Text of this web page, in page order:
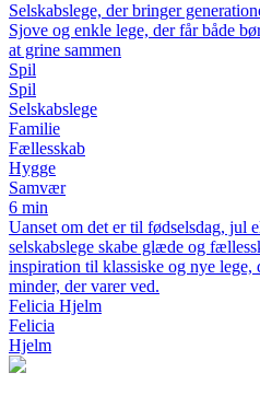
Selskabslege, der bringer
Sjove og enkle lege, der får både
at grine sammen
Spil
Spil
Selskabslege
Familie
Fællesskab
Hygge
Samvær
6 min
Uanset om det er til fødselsdag, jul
selskabslege skabe glæde og
inspiration til klassiske og nye lege,
minder, der varer ved.
Felicia Hjelm
Felicia
Hjelm